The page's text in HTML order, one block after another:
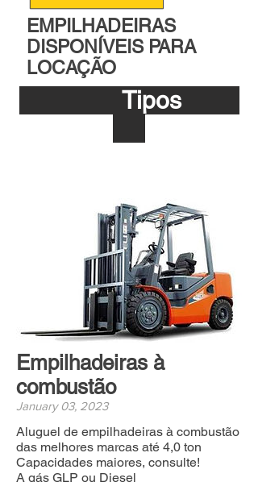
EMPILHADEIRAS
DISPONÍVEIS PARA
LOCAÇÃO
Tipos
Empilhadeiras à
combustão
January 03, 2023
Aluguel de empilhadeiras à combustão
das melhores marcas até 4,0 ton
Capacidades maiores, consulte!
A gás GLP ou Diesel